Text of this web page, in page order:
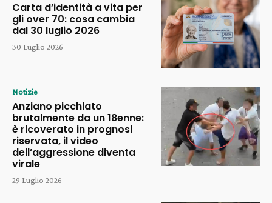
Carta d’identità a vita per
gli over 70: cosa cambia
dal 30 luglio 2026
30 Luglio 2026
Notizie
Anziano picchiato
brutalmente da un 18enne:
è ricoverato in prognosi
riservata, il video
dell’aggressione diventa
virale
29 Luglio 2026